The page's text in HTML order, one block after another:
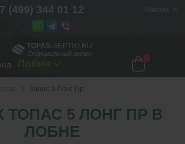
TOPAS-SEPTIKI.RU
Официальный дилер
0
Топас 5 Лонг Пр
ТОПАС 5 ЛОНГ ПР В
ЛОБНЕ
Наверх
(499) 344 01 12